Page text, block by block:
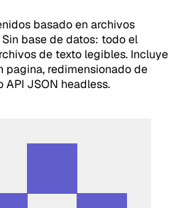
basado en archivos
base de datos: todo el
de texto legibles. Incluye
pagina, redimensionado de
API JSON headless.